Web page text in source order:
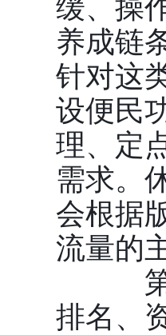
养成链
针对这
设便民
理、定
需求。
会根据
流量的
第
排名、